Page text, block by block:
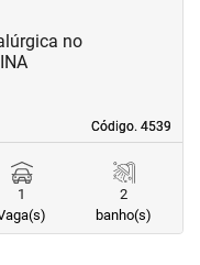
Código. 4539
Código. 4539
no
1
2
banho(s)